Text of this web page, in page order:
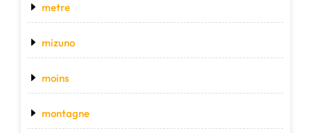
metre
mizuno
moins
montagne